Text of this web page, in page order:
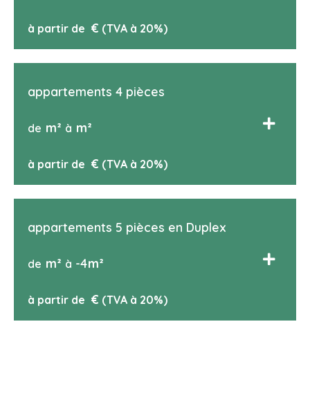
à partir de € (TVA à 20%)
appartements 4 pièces
de m² à m²
à partir de € (TVA à 20%)
appartements 5 pièces en Duplex
de m² à -4m²
à partir de € (TVA à 20%)